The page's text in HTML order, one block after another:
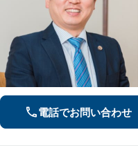
電話でお問い合わせ